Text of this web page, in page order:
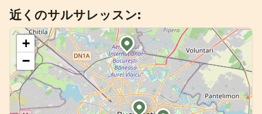
近くのサルサレッスン:
+
−